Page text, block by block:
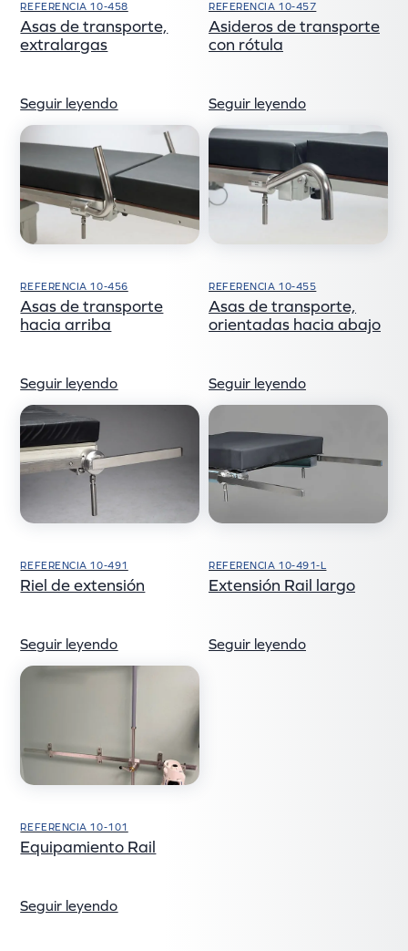
REFERENCIA 10-458
Asas de transporte,
extralargas
Seguir leyendo
REFERENCIA 10-457
Asideros de transporte
con rótula
Seguir leyendo
REFERENCIA 10-456
Asas de transporte
hacia arriba
Seguir leyendo
REFERENCIA 10-455
Asas de transporte,
orientadas hacia abajo
Seguir leyendo
REFERENCIA 10-491
Riel de extensión
Seguir leyendo
REFERENCIA 10-491-L
Extensión Rail largo
Seguir leyendo
REFERENCIA 10-101
Equipamiento Rail
Seguir leyendo